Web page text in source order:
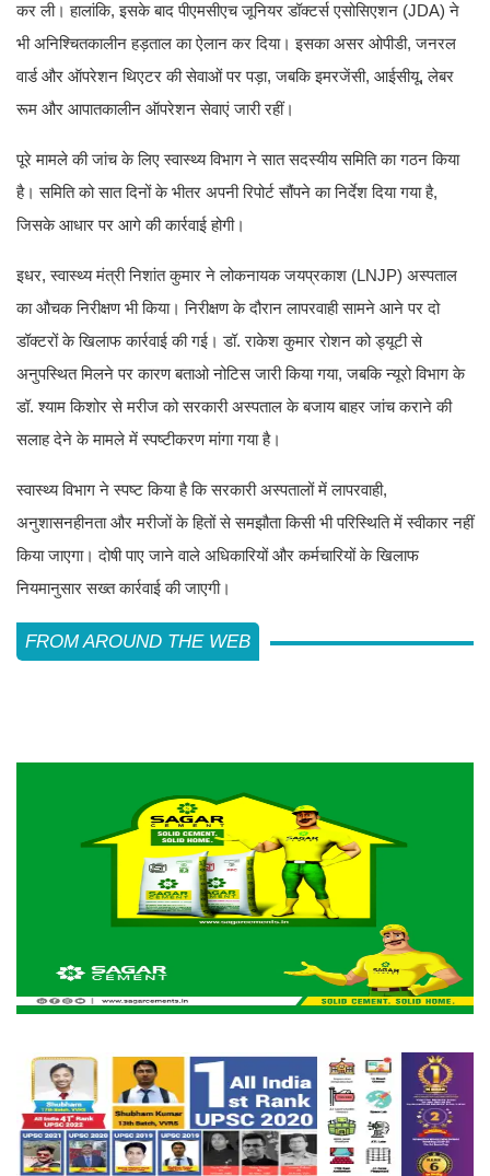
कर ली। हालांकि, इसके बाद पीएमसीएच जूनियर डॉक्टर्स एसोसिएशन (JDA) ने
भी अनिश्चितकालीन हड़ताल का ऐलान कर दिया। इसका असर ओपीडी, जनरल
वार्ड और ऑपरेशन थिएटर की सेवाओं पर पड़ा, जबकि इमरजेंसी, आईसीयू, लेबर
रूम और आपातकालीन ऑपरेशन सेवाएं जारी रहीं।
पूरे मामले की जांच के लिए स्वास्थ्य विभाग ने सात सदस्यीय समिति का गठन किया
है। समिति को सात दिनों के भीतर अपनी रिपोर्ट सौंपने का निर्देश दिया गया है,
जिसके आधार पर आगे की कार्रवाई होगी।
इधर, स्वास्थ्य मंत्री निशांत कुमार ने लोकनायक जयप्रकाश (LNJP) अस्पताल
का औचक निरीक्षण भी किया। निरीक्षण के दौरान लापरवाही सामने आने पर दो
डॉक्टरों के खिलाफ कार्रवाई की गई। डॉ. राकेश कुमार रोशन को ड्यूटी से
अनुपस्थित मिलने पर कारण बताओ नोटिस जारी किया गया, जबकि न्यूरो विभाग के
डॉ. श्याम किशोर से मरीज को सरकारी अस्पताल के बजाय बाहर जांच कराने की
सलाह देने के मामले में स्पष्टीकरण मांगा गया है।
स्वास्थ्य विभाग ने स्पष्ट किया है कि सरकारी अस्पतालों में लापरवाही,
अनुशासनहीनता और मरीजों के हितों से समझौता किसी भी परिस्थिति में स्वीकार नहीं
किया जाएगा। दोषी पाए जाने वाले अधिकारियों और कर्मचारियों के खिलाफ
नियमानुसार सख्त कार्रवाई की जाएगी।
FROM AROUND THE WEB